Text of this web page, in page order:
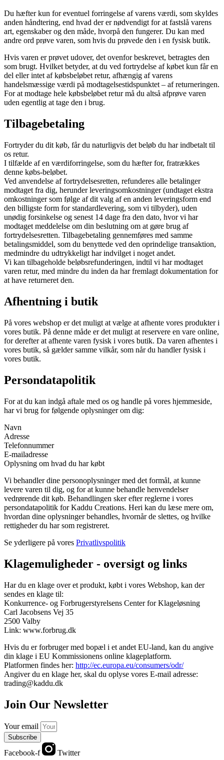
Du hæfter kun for eventuel forringelse af varens værdi, som skyldes
anden håndtering, end hvad der er nødvendigt for at fastslå varens
art, egenskaber og den måde, hvorpå den fungerer. Du kan med
andre ord prøve varen, som hvis du prøvede den i en fysisk butik.
Hvis varen er prøvet udover, det ovenfor beskrevet, betragtes den
som brugt. Hvilket betyder, at du ved fortrydelse af købet kun får en
del eller intet af købsbeløbet retur, afhængig af varens
handelsmæssige værdi på modtagelsestidspunktet – af returneringen.
For at modtage hele købsbeløbet retur må du altså afprøve varen
uden egentlig at tage den i brug.
Tilbagebetaling
Fortryder du dit køb, får du naturligvis det beløb du har indbetalt til
os retur.
I tilfælde af en værdiforringelse, som du hæfter for, fratrækkes
denne købs-beløbet.
Ved anvendelse af fortrydelsesretten, refunderes alle betalinger
modtaget fra dig, herunder leveringsomkostninger (undtaget ekstra
omkostninger som følge af dit valg af en anden leveringsform end
den billigste form for standardlevering, som vi tilbyder), uden
unødig forsinkelse og senest 14 dage fra den dato, hvor vi har
modtaget meddelelse om din beslutning om at gøre brug af
fortrydelsesretten. Tilbagebetaling gennemføres med samme
betalingsmiddel, som du benyttede ved den oprindelige transaktion,
medmindre du udtrykkeligt har indvilget i noget andet.
Vi kan tilbageholde beløbsrefunderingen, indtil vi har modtaget
varen retur, med mindre du inden da har fremlagt dokumentation for
at have returneret den.
Afhentning i butik
På vores webshop er det muligt at vælge at afhente vores produkter i
vores butik. På denne måde er det muligt at reservere en vare online,
for derefter at afhente varen fysisk i vores butik. Da varen afhentes i
vores butik, så gælder samme vilkår, som når du handler fysisk i
vores butik.
Persondatapolitik
For at du kan indgå aftale med os og handle på vores hjemmeside,
har vi brug for følgende oplysninger om dig:
Navn
Adresse
Telefonnummer
E-mailadresse
Oplysning om hvad du har købt
Vi behandler dine personoplysninger med det formål, at kunne
levere varen til dig, og for at kunne behandle henvendelser
vedrørende dit køb. Behandlingen sker efter reglerne i vores
persondatapolitik for Kaddu Creations. Heri kan du læse mere om,
hvordan dine oplysninger behandles, hvornår de slettes, og hvilke
rettigheder du har som registreret.
Se yderligere på vores Privatlivspolitik
Klagemuligheder - oversigt og links
Har du en klage over et produkt, købt i vores Webshop, kan der
sendes en klage til:
Konkurrence- og Forbrugerstyrelsens Center for Klageløsning
Carl Jacobsens Vej 35
2500 Valby
Link: www.forbrug.dk
Hvis du er forbruger med bopæl i et andet EU-land, kan du angive
din klage i EU Kommissionens online klageplatform.
Platformen findes her: http://ec.europa.eu/consumers/odr/
Angiver du en klage her, skal du oplyse vores E-mail adresse:
trading@kaddu.dk
Join Our Newsletter
Your email
Subscribe
Facebook-f Twitter